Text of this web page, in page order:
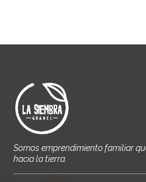
Somos emprendimiento familiar
hacia la tierra.